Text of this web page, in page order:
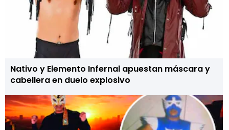
Nativo y Elemento Infernal apuestan máscara y
cabellera en duelo explosivo